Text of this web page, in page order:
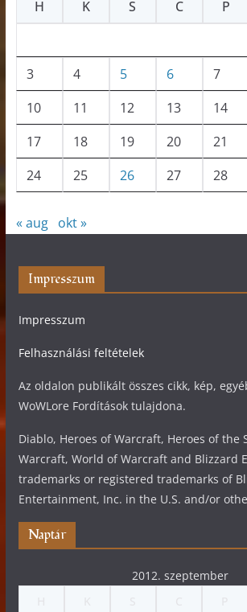
H
K S C P
3
4 5 6 7
10
11 12 13 14
17
18 19 20 21
24
25 26 27 28
« aug okt »
Impresszum
Impresszum
Felhasználási feltételek
Az oldalon publikált összes cikk, kép,
WoWLore Fordítások tulajdona.
Diablo, Heroes of Warcraft, Heroes of the
Warcraft, World of Warcraft and Blizzard
trademarks or registered trademarks of
Entertainment, Inc. in the U.S. and/or
Naptár
2012. szeptember